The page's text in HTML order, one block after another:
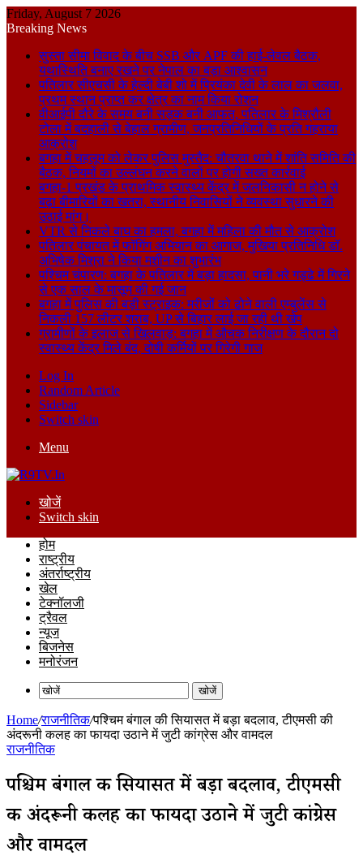
Friday, August 7 2026
Breaking News
सुस्ता सीमा विवाद के बीच SSB और APF की हाई-लेवल बैठक,
यथास्थिति बनाए रखने पर नेपाल का बड़ा आश्वासन
पतिलार सीएचसी के हेल्दी बेबी शो में प्रियंका देवी के लाल का जलवा,
प्रथम स्थान प्राप्त कर क्षेत्र का नाम किया रोशन
वीआईपी दौरे के समय बनी सड़क बनी आफत, पतिलार के मिश्रौली
टोला में बदहाली से बेहाल ग्रामीण, जनप्रतिनिधियों के प्रति गहराया
आक्रोश
बगहा में चहलूम को लेकर पुलिस मुस्तैद: चौतरवा थाने में शांति समिति की
बैठक, नियमों का उल्लंघन करने वालों पर होगी सख्त कार्रवाई
बगहा-1 प्रखंड के प्राथमिक स्वास्थ्य केंद्र में जलनिकासी न होने से
बढ़ा बीमारियों का खतरा, स्थानीय निवासियों ने व्यवस्था सुधारने की
उठाई मांग।
VTR से निकले बाघ का हमला, बगहा में महिला की मौत से आक्रोश
पतिलार पंचायत में फॉगिंग अभियान का आगाज, मुखिया प्रतिनिधि डॉ.
अभिषेक मिश्रा ने किया मशीन का शुभारंभ
पश्चिम चंपारण: बगहा के पतिलार में बड़ा हादसा, पानी भरे गड्ढे में गिरने
से एक साल के मासूम की गई जान
बगहा में पुलिस की बड़ी स्ट्राइक: मरीजों को ढोने वाली एम्बुलेंस से
निकली 157 लीटर शराब, UP से बिहार लाई जा रही थी खेप
ग्रामीणों के इलाज से खिलवाड़: बगहा में औचक निरीक्षण के दौरान दो
स्वास्थ्य केंद्र मिले बंद, दोषी कर्मियों पर गिरेगी गाज
Log In
Random Article
Sidebar
Switch skin
Menu
खोजें
Switch skin
होम
राष्ट्रीय
अंतर्राष्ट्रीय
खेल
टेक्नॉलजी
ट्रैवल
न्यूज
बिजनेस
मनोरंजन
खोजें
Home/राजनीतिक/पश्चिम बंगाल की सियासत में बड़ा बदलाव, टीएमसी की
अंदरूनी कलह का फायदा उठाने में जुटी कांग्रेस और वामदल
राजनीतिक
पश्चिम बंगाल की सियासत में बड़ा बदलाव, टीएमसी
की अंदरूनी कलह का फायदा उठाने में जुटी कांग्रेस
और वामदल